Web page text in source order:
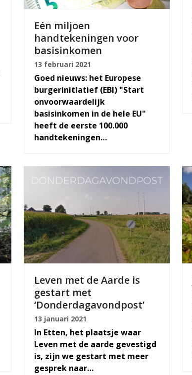
Eén miljoen
handtekeningen voor
basisinkomen
13 februari 2021
Goed nieuws: het Europese
burgerinitiatief (EBI) "Start
onvoorwaardelijk
basisinkomen in de hele EU"
heeft de eerste 100.000
handtekeningen…
Leven met de Aarde is
gestart met
‘Donderdagavondpost’
13 januari 2021
In Etten, het plaatsje waar
Leven met de aarde gevestigd
is, zijn we gestart met meer
gesprek naar…